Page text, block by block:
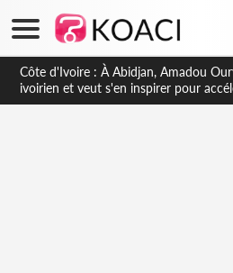
Côte d'Ivoire : À Abidjan, Amadou
ivoirien et veut s'en inspirer pour
de la Guinée